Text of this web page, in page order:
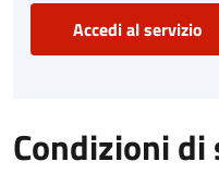
Accedi al servizio
Condizioni di